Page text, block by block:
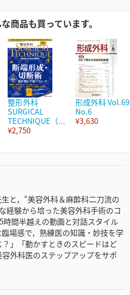
商品も買っています。
整形外科
SURGICAL
TECHNIQUE（...
¥2,750
形成外科 Vol.69
No.6
¥3,630
と，“美容外科＆麻酔科二刀流の
経験から培った美容外科手術のコ
間半越えの動画と対話スタイル
場感で，熟練医の知識・妙技を学
」「動かすときのスピードはど
外科医のステップアップをサポ